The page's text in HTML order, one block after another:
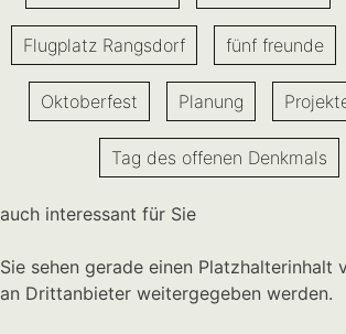
Flugplatz Rangsdorf fünf freunde
Oktoberfest Planung
Tag des offenen Denkmals
auch interessant für Sie
Sie sehen gerade einen Platzhalterinhalt
an Drittanbieter weitergegeben werden.